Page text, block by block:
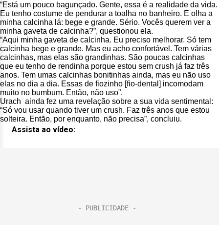
“Está um pouco bagunçado. Gente, essa é a realidade da vida.
Eu tenho costume de pendurar a toalha no banheiro. E olha a
minha calcinha lá: bege e grande. Sério. Vocês querem ver a
minha gaveta de calcinha?”, questionou ela.
“Aqui minha gaveta de calcinha. Eu preciso melhorar. Só tem
calcinha bege e grande. Mas eu acho confortável. Tem várias
calcinhas, mas elas são grandinhas. São poucas calcinhas
que eu tenho de rendinha porque estou sem crush já faz três
anos. Tem umas calcinhas bonitinhas ainda, mas eu não uso
elas no dia a dia. Essas de fiozinho [fio-dental] incomodam
muito no bumbum. Então, não uso”.
Urach ainda fez uma revelação sobre a sua vida sentimental:
“Só vou usar quando tiver um crush. Faz três anos que estou
solteira. Então, por enquanto, não precisa”, concluiu.
Assista ao vídeo: